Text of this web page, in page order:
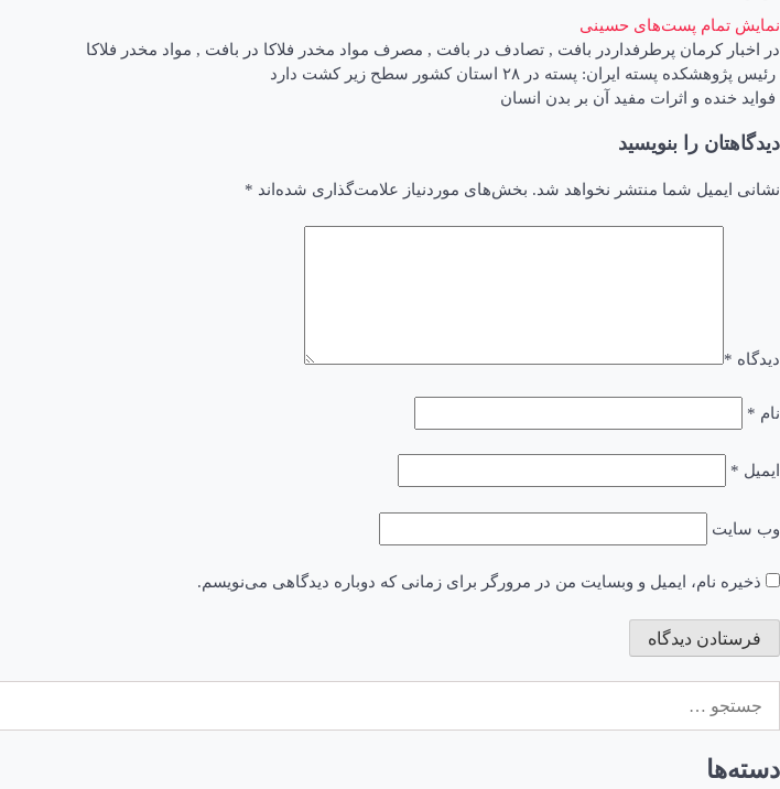
نمایش تمام پست‌های حسینی
در
اخبار کرمان پرطرفدار در بافت , تصادف در بافت , مصرف مواد مخدر فلاکا در بافت , مواد مخدر فلاکا
راهبری
نوشته
رئیس پژوهشکده پسته ایران: پسته در ۲۸ استان کشور سطح زیر کشت دارد
فواید خنده و اثرات مفید آن بر بدن انسان
دیدگاهتان را بنویسید
نشانی ایمیل شما منتشر نخواهد شد. بخش‌های موردنیاز علامت‌گذاری شده‌اند *
دیدگاه *
نام *
ایمیل *
وب‌ سایت
ذخیره نام، ایمیل و وبسایت من در مرورگر برای زمانی که دوباره دیدگاهی می‌نویسم.
برای:
دسته‌ها